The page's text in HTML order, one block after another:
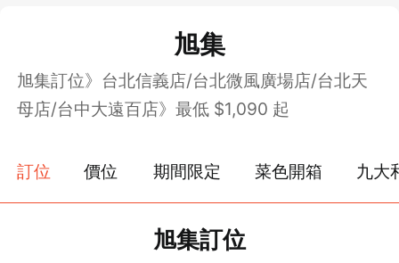
旭集
旭集訂位》台北信義店/台北微風廣場店/台北天
母店/台中大遠百店》最低 $1,090 起
訂位 價位 期間限定 菜色開箱 九大
旭集訂位